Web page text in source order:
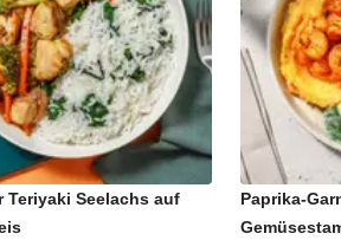
Teriyaki Seelachs auf
Paprika-